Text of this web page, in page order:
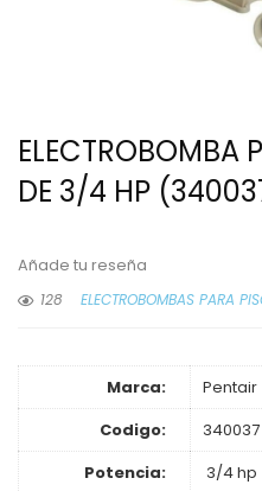
ELECTROBOMBA
DE 3/4 HP
Añade tu reseña
128
ELECTROBOMBAS PARA
Marca:
Pentair
Codigo:
340037
Potencia:
3/4 hp